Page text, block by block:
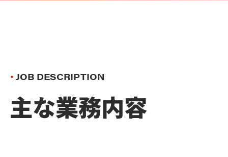
JOB DESCRIPTION
主な業務内容